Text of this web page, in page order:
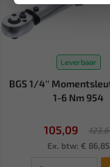
Leverbaar
BGS 1/4''
1-6 Nm 954
105,09
Ex. btw: € 86,85